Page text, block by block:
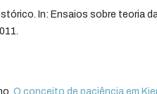
In: Ensaios sobre teoria
O conceito de paciência em